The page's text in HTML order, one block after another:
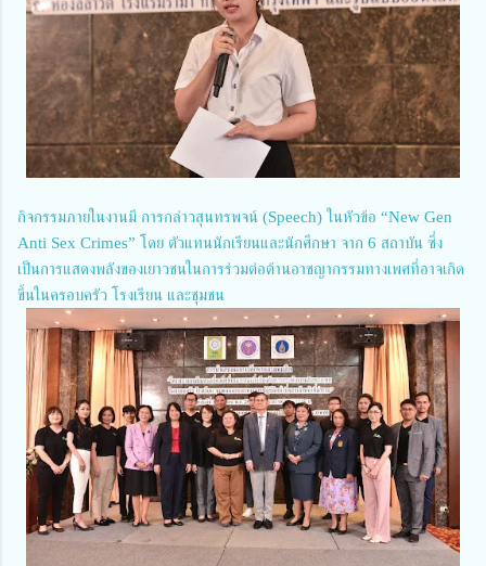
กิจกรรมภายในงานมี การกล่าวสุนทรพจน์ (Speech) ในหัวข้อ “New Gen
Anti Sex Crimes” โดย ตัวแทนนักเรียนและนักศึกษา จาก 6 สถาบัน ซึ่ง
เป็นการแสดงพลังของเยาวชนในการร่วมต่อต้านอาชญากรรมทางเพศที่อาจเกิด
ขึ้นในครอบครัว โรงเรียน และชุมชน